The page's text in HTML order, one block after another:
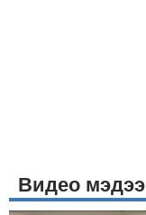
Видео мэдээ